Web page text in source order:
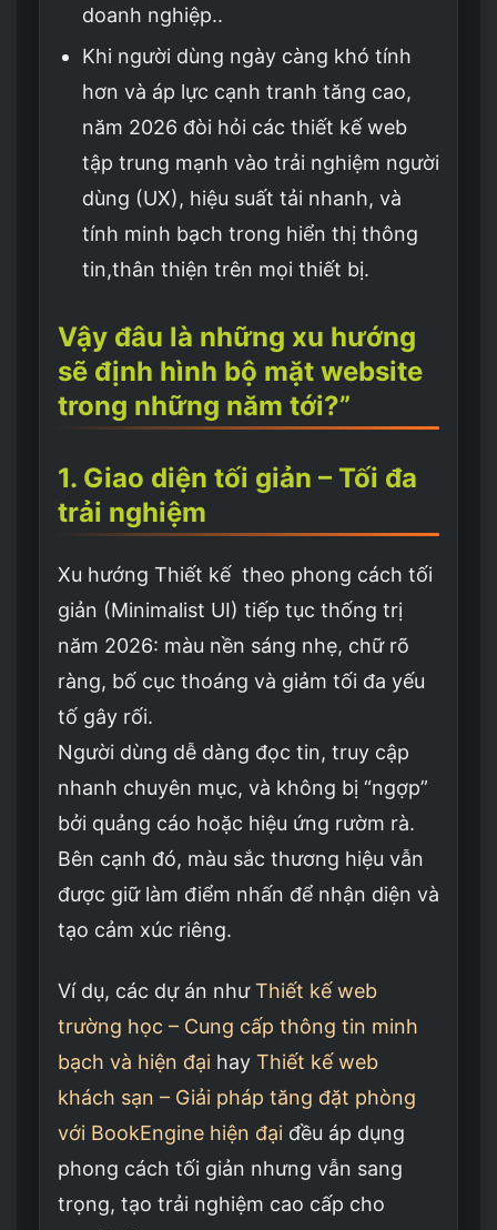
doanh nghiệp..
Khi người dùng ngày càng khó tính
hơn và áp lực cạnh tranh tăng cao,
năm 2026 đòi hỏi các thiết kế web
tập trung mạnh vào trải nghiệm người
dùng (UX), hiệu suất tải nhanh, và
tính minh bạch trong hiển thị thông
tin,thân thiện trên mọi thiết bị.
Vậy đâu là những xu hướng
sẽ định hình bộ mặt website
trong những năm tới?”
1. Giao diện tối giản – Tối đa
trải nghiệm
Xu hướng Thiết kế theo phong cách tối
giản (Minimalist UI) tiếp tục thống trị
năm 2026: màu nền sáng nhẹ, chữ rõ
ràng, bố cục thoáng và giảm tối đa yếu
tố gây rối.
Người dùng dễ dàng đọc tin, truy cập
nhanh chuyên mục, và không bị “ngợp”
bởi quảng cáo hoặc hiệu ứng rườm rà.
Bên cạnh đó, màu sắc thương hiệu vẫn
được giữ làm điểm nhấn để nhận diện và
tạo cảm xúc riêng.
Ví dụ, các dự án nhưThiết kế web
trường học – Cung cấp thông tin minh
bạch và hiện đại hay Thiết kế web
khách sạn – Giải pháp tăng đặt phòng
với BookEngine hiện đại đều áp dụng
phong cách tối giản nhưng vẫn sang
trọng, tạo trải nghiệm cao cấp cho